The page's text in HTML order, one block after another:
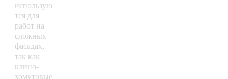
использую
тся для
работ на
сложных
фасадах,
так как
клино-
хомутовые